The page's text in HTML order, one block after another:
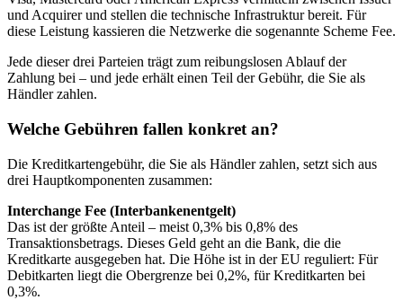
und Acquirer und stellen die technische Infrastruktur bereit. Für
diese Leistung kassieren die Netzwerke die sogenannte Scheme Fee.
Jede dieser drei Parteien trägt zum reibungslosen Ablauf der
Zahlung bei – und jede erhält einen Teil der Gebühr, die Sie als
Händler zahlen.
Welche Gebühren fallen konkret an?
Die Kreditkartengebühr, die Sie als Händler zahlen, setzt sich aus
drei Hauptkomponenten zusammen:
Interchange Fee (Interbankenentgelt)
Das ist der größte Anteil – meist 0,3% bis 0,8% des
Transaktionsbetrags. Dieses Geld geht an die Bank, die die
Kreditkarte ausgegeben hat. Die Höhe ist in der EU reguliert: Für
Debitkarten liegt die Obergrenze bei 0,2%, für Kreditkarten bei
0,3%.